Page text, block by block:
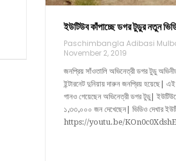
ইউটিউব কাঁপাচ্ছে ডগর টুডুর নতুন
Paschimbangla Adibasi
November 2, 2019
জনপ্রিয় সাঁওতালি অভিনেত্রী ডগর টুডু
ইন্টারনেট দুনিয়ায় দারুন জনপ্রিয় হয়েছে|
গানও গেয়েছেন অভিনেত্রী ডগর টুডু|
১,৩৩,০০০ জন দেখেছেন| ভিডিও দেখার
https://youtu.be/KOn0c0XdshE